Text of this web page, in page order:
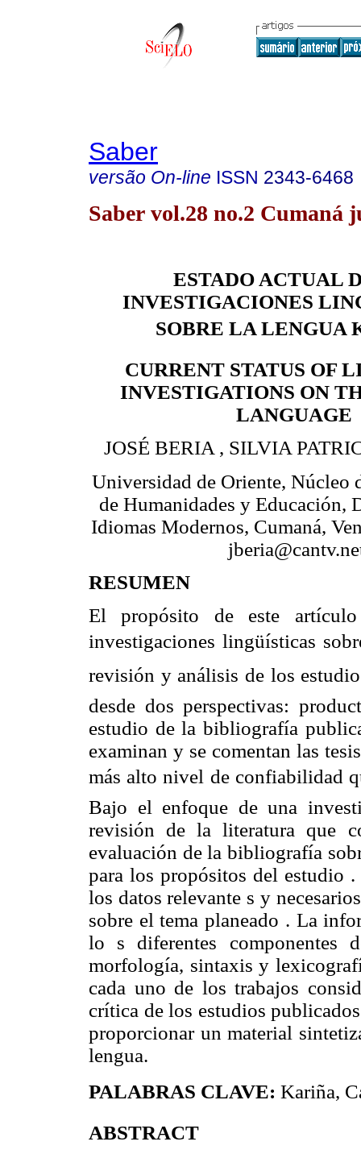
Saber
versão On-line ISSN 2343-6468
Saber vol.28 no.2 Cumaná
ESTADO ACTUAL
INVESTIGACIONES
SOBRE LA LENGUA
CURRENT STATUS OF
INVESTIGATIONS ON
LANGUAGE
JOSÉ BERIA , SILVIA
Universidad de Oriente, Núcleo
de Humanidades y Educación,
Idiomas Modernos, Cumaná,
RESUMEN
El propósito de este
investigaciones lingüísticas
revisión y análisis de los
desde dos perspectivas:
estudio de la bibliografía
examinan y se comentan las
más alto nivel de confiabilidad
Bajo el enfoque de una
revisión de la literatura que
evaluación de la bibliografía
para los propósitos del estudio
los datos relevante s y
sobre el tema planeado . La
lo s diferentes componentes
morfología, sintaxis y
cada uno de los trabajos
crítica de los estudios
proporcionar un material
lengua.
PALABRAS CLAVE: Kariña,
ABSTRACT